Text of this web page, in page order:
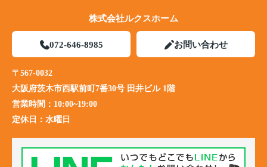
株式会社ルクスホーム
072-646-8985 お問い合わせ
〒567-0032
大阪府茨木市西駅前町7番30号 田井ビル 1階
営業時間： 10:00~19:00
定休日： 水曜日